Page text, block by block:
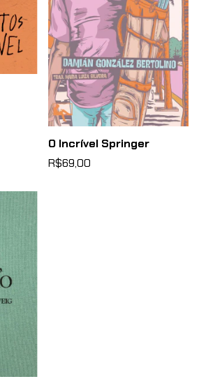
O Incrível Springer
R$69,00